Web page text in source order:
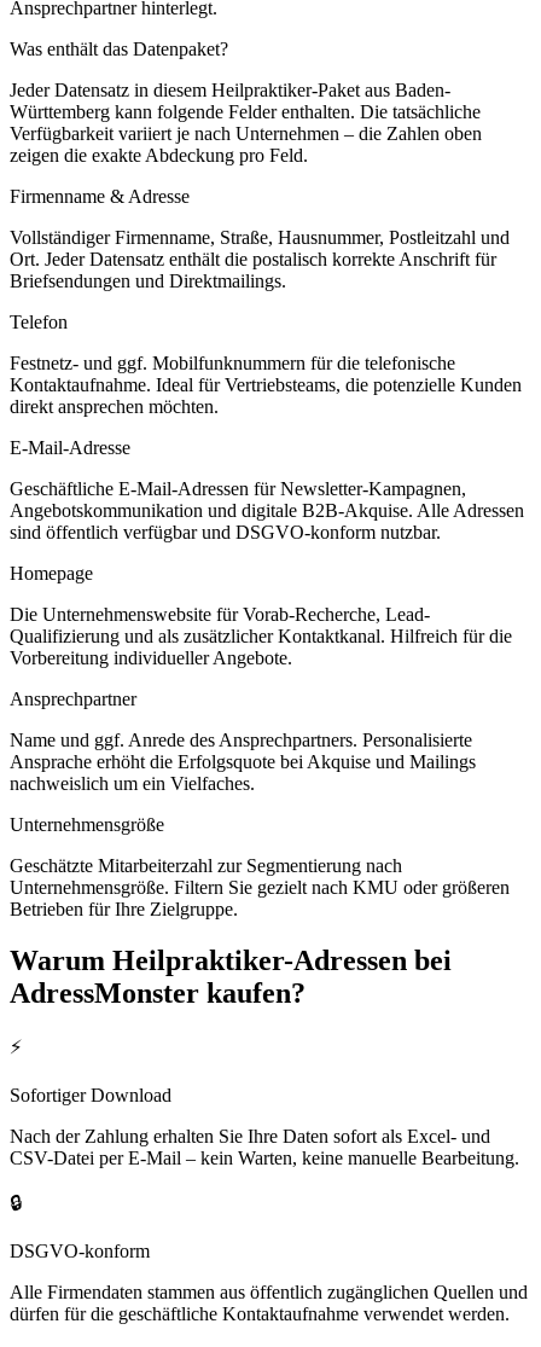
Ansprechpartner hinterlegt.
Was enthält das Datenpaket?
Jeder Datensatz in diesem Heilpraktiker-Paket aus Baden-
Württemberg kann folgende Felder enthalten. Die tatsächliche
Verfügbarkeit variiert je nach Unternehmen – die Zahlen oben
zeigen die exakte Abdeckung pro Feld.
Firmenname & Adresse
Vollständiger Firmenname, Straße, Hausnummer, Postleitzahl und
Ort. Jeder Datensatz enthält die postalisch korrekte Anschrift für
Briefsendungen und Direktmailings.
Telefon
Festnetz- und ggf. Mobilfunknummern für die telefonische
Kontaktaufnahme. Ideal für Vertriebsteams, die potenzielle Kunden
direkt ansprechen möchten.
E-Mail-Adresse
Geschäftliche E-Mail-Adressen für Newsletter-Kampagnen,
Angebotskommunikation und digitale B2B-Akquise. Alle Adressen
sind öffentlich verfügbar und DSGVO-konform nutzbar.
Homepage
Die Unternehmenswebsite für Vorab-Recherche, Lead-
Qualifizierung und als zusätzlicher Kontaktkanal. Hilfreich für die
Vorbereitung individueller Angebote.
Ansprechpartner
Name und ggf. Anrede des Ansprechpartners. Personalisierte
Ansprache erhöht die Erfolgsquote bei Akquise und Mailings
nachweislich um ein Vielfaches.
Unternehmensgröße
Geschätzte Mitarbeiterzahl zur Segmentierung nach
Unternehmensgröße. Filtern Sie gezielt nach KMU oder größeren
Betrieben für Ihre Zielgruppe.
Warum Heilpraktiker-Adressen bei
AdressMonster kaufen?
⚡
Sofortiger Download
Nach der Zahlung erhalten Sie Ihre Daten sofort als Excel- und
CSV-Datei per E-Mail – kein Warten, keine manuelle Bearbeitung.
🔒
DSGVO-konform
Alle Firmendaten stammen aus öffentlich zugänglichen Quellen und
dürfen für die geschäftliche Kontaktaufnahme verwendet werden.